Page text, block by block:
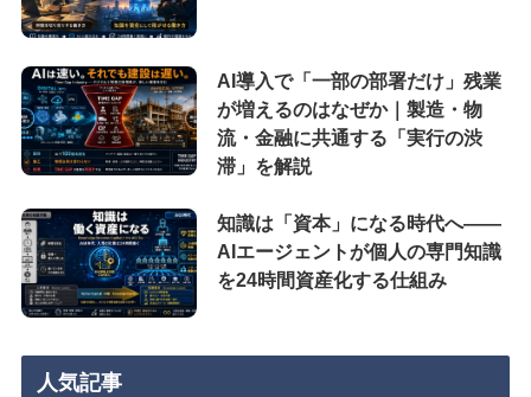
AI導入で「一部の部署だけ」残業
が増えるのはなぜか｜製造・物
流・金融に共通する「実行の渋
滞」を解説
知識は「資本」になる時代へ——
AIエージェントが個人の専門知識
を24時間資産化する仕組み
人気記事